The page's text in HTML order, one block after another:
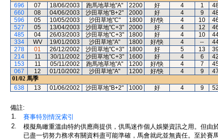
696
07 18/06/2003 跑馬地草地"A" 2200 好 4 1
660
08 04/06/2003 沙田草地"B+2" 2000 好 4 9
596
05 10/05/2003 沙田草地"C" 1800 好/快 4 10
527
05 13/04/2003 沙田草地"C+3" 2000 好 4 12
485
04 26/03/2003 沙田草地"C+3" 1800 好 4 10
334
WV 19/01/2003 沙田草地"A" 1800 好/快 4 --
278
01 26/12/2002 沙田草地"C+3" 1800 好 5 13
214
11 30/11/2002 沙田草地"C+3" 1600 好 4 6
153
11 05/11/2002 跑馬地草地"A" 1200 好/快 4 7
067
12 01/10/2002 沙田草地"A" 1200 好/快 4 9
01/02 馬季
638
13 01/06/2002 沙田草地"B+2" 1000 好 4 9
備註:
1.
賽事特別情況索引
2.
模擬鳥瞰重溫由特約供應商提供，供馬迷作個人娛樂資訊之用。但
已盡一切努力務求有關資料盡可能準確，馬會就此並無責任。至於賽